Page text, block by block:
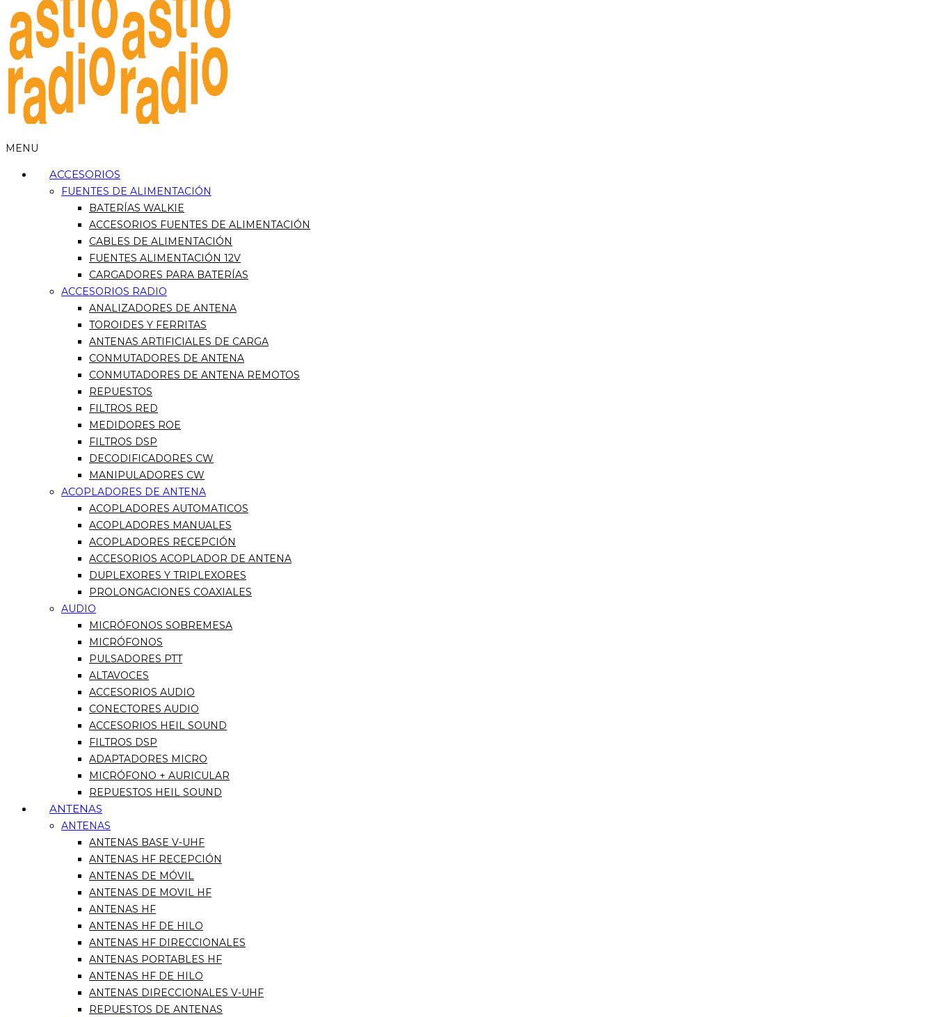
MENU
ACCESORIOS
FUENTES DE ALIMENTACIÓN
BATERÍAS WALKIE
ACCESORIOS FUENTES DE ALIMENTACIÓN
CABLES DE ALIMENTACIÓN
FUENTES ALIMENTACIÓN 12V
CARGADORES PARA BATERÍAS
ACCESORIOS RADIO
ANALIZADORES DE ANTENA
TOROIDES Y FERRITAS
ANTENAS ARTIFICIALES DE CARGA
CONMUTADORES DE ANTENA
CONMUTADORES DE ANTENA REMOTOS
REPUESTOS
FILTROS RED
MEDIDORES ROE
FILTROS DSP
DECODIFICADORES CW
MANIPULADORES CW
ACOPLADORES DE ANTENA
ACOPLADORES AUTOMATICOS
ACOPLADORES MANUALES
ACOPLADORES RECEPCIÓN
ACCESORIOS ACOPLADOR DE ANTENA
DUPLEXORES Y TRIPLEXORES
PROLONGACIONES COAXIALES
AUDIO
MICRÓFONOS SOBREMESA
MICRÓFONOS
PULSADORES PTT
ALTAVOCES
ACCESORIOS AUDIO
CONECTORES AUDIO
ACCESORIOS HEIL SOUND
FILTROS DSP
ADAPTADORES MICRO
MICRÓFONO + AURICULAR
REPUESTOS HEIL SOUND
ANTENAS
ANTENAS
ANTENAS BASE V-UHF
ANTENAS HF RECEPCIÓN
ANTENAS DE MÓVIL
ANTENAS DE MOVIL HF
ANTENAS HF
ANTENAS HF DE HILO
ANTENAS HF DIRECCIONALES
ANTENAS PORTABLES HF
ANTENAS HF DE HILO
ANTENAS DIRECCIONALES V-UHF
REPUESTOS DE ANTENAS